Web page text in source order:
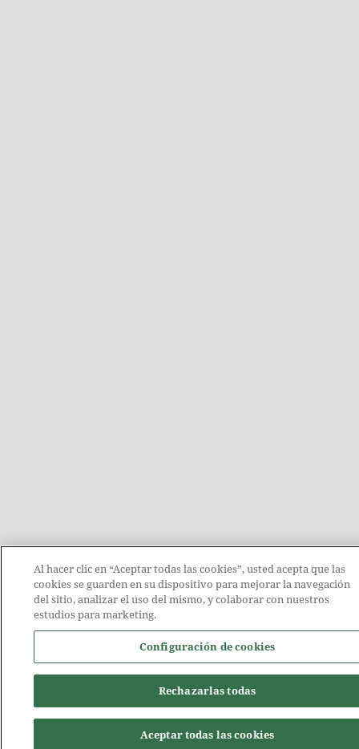
Al hacer clic en “Aceptar todas las cookies”, usted acepta que las
cookies se guarden en su dispositivo para mejorar la navegación
del sitio, analizar el uso del mismo, y colaborar con nuestros
estudios para marketing.
Configuración de cookies
Rechazarlas todas
Aceptar todas las cookies